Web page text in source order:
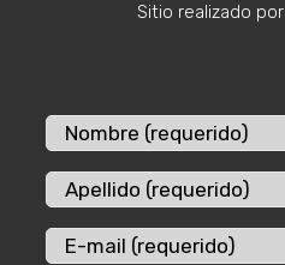
Sitio realizado por